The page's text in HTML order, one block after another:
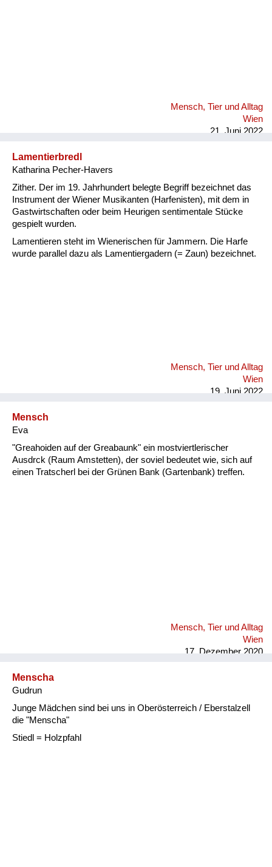
Mensch, Tier und Alltag
Wien
21. Juni 2022
Lamentierbredl
Katharina Pecher-Havers
Zither. Der im 19. Jahrhundert belegte Begriff bezeichnet das
Instrument der Wiener Musikanten (Harfenisten), mit dem in
Gastwirtschaften oder beim Heurigen sentimentale Stücke
gespielt wurden.
Lamentieren steht im Wienerischen für Jammern. Die Harfe
wurde parallel dazu als Lamentiergadern (= Zaun) bezeichnet.
Mensch, Tier und Alltag
Wien
19. Juni 2022
Mensch
Eva
"Greahoiden auf der Greabaunk" ein mostviertlerischer
Ausdrck (Raum Amstetten), der soviel bedeutet wie, sich auf
einen Tratscherl bei der Grünen Bank (Gartenbank) treffen.
Mensch, Tier und Alltag
Wien
17. Dezember 2020
Menscha
Gudrun
Junge Mädchen sind bei uns in Oberösterreich / Eberstalzell
die "Menscha"
Stiedl = Holzpfahl